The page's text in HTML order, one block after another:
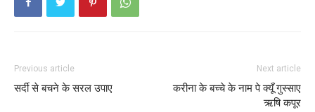
Previous article
सर्दी से बचने के सरल उपाए
Next article
करीना के बच्चे के नाम पे क्यूँ गुस्साए
ऋषि कपूर